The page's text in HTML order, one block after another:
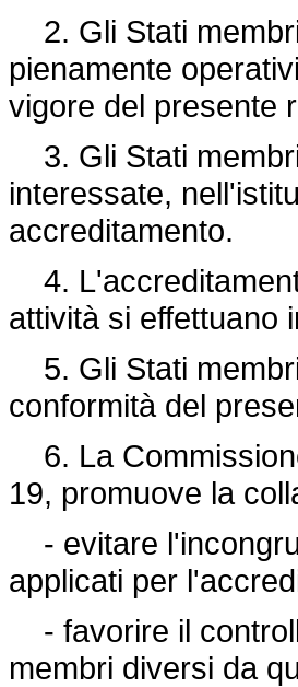
2. Gli Stati
pienamente
vigore del presente
3. Gli Stati
interessate,
accreditamento.
4.
attività si effettuano
5. Gli Stati
conformità del
6. La
19, promuove la
- evitare
applicati per
- favorire il
membri diversi da